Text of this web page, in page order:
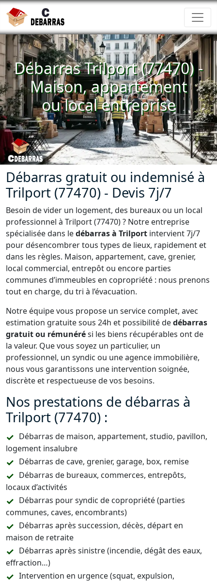
Débarras Trilport (77470) -
Maison, appartement
ou local entreprise
Débarras gratuit ou indemnisé à
Trilport (77470) - Devis 7j/7
Besoin de vider un logement, des bureaux ou un local
professionnel à Trilport (77470) ? Notre entreprise
spécialisée dans ledébarras à Trilport intervient 7j/7
pour désencombrer tous types de lieux, rapidement et
dans les règles. Maison, appartement, cave, grenier,
local commercial, entrepôt ou encore parties
communes d’immeubles en copropriété : nous prenons
tout en charge, du tri à l’évacuation.
Notre équipe vous propose un service complet, avec
estimation gratuite sous 24h et possibilité dedébarras
gratuit ou rémunérési les biens récupérables ont de
la valeur. Que vous soyez un particulier, un
professionnel, un syndic ou une agence immobilière,
nous vous garantissons une intervention soignée,
discrète et respectueuse de vos besoins.
Nos prestations de débarras à
Trilport (77470) :
Débarras de maison, appartement, studio, pavillon,
logement insalubre
Débarras de cave, grenier, garage, box, remise
Débarras de bureaux, commerces, entrepôts,
locaux d’activités
Débarras pour syndic de copropriété (parties
communes, caves, encombrants)
Débarras après succession, décès, départ en
maison de retraite
Débarras après sinistre (incendie, dégât des eaux,
effraction…)
Intervention en urgence (squat, expulsion,